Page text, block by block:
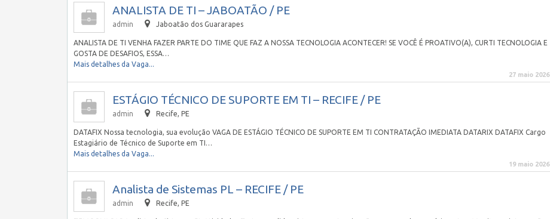
ANALISTA DE TI – JABOATÃO / PE
admin Jaboatão dos Guararapes
ANALISTA DE TI VENHA FAZER PARTE DO TIME QUE FAZ A NOSSA TECNOLOGIA ACONTECER! SE VOCÊ É PROATIVO(A), CURTI TECNOLOGIA E
GOSTA DE DESAFIOS, ESSA…
Mais detalhes da Vaga...
27 maio 2026
ESTÁGIO TÉCNICO DE SUPORTE EM TI – RECIFE / PE
admin Recife, PE
DATAFIX Nossa tecnologia, sua evolução VAGA DE ESTÁGIO TÉCNICO DE SUPORTE EM TI CONTRATAÇÃO IMEDIATA DATARIX DATAFIX Cargo
Estagiário de Técnico de Suporte em TI…
Mais detalhes da Vaga...
19 maio 2026
Analista de Sistemas PL – RECIFE / PE
admin Recife, PE